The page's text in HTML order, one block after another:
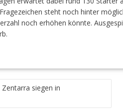
steht noch hinter
noch erhöhen könnte.
siegen in